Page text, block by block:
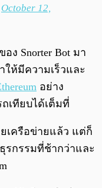
October 12,
ง Snorter Bot มา
ให้มีความเร็วและ
อย่าง
ถเทียบได้เต็มที่
เครือข่ายแล้ว แต่ก็
รกรรมที่ช้ากว่าและ